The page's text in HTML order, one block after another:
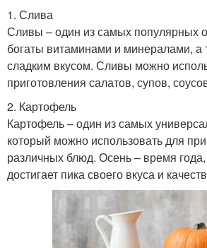
1. Слива
Сливы – один из самых популярных
богаты витаминами и минералами, а
сладким вкусом. Сливы можно
приготовления салатов, супов,
2. Картофель
Картофель – один из самых
который можно использовать для
различных блюд. Осень – время года,
достигает пика своего вкуса и